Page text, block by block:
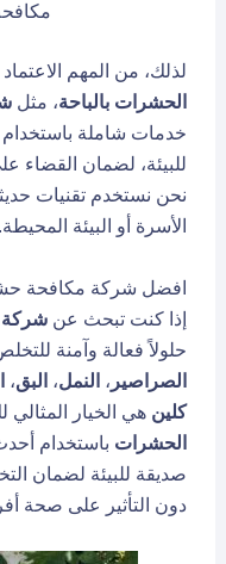
لذلك، من المهم
الحشرات بالباحة، مثل
خدمات شاملة باستخدام
للبيئة، لضمان
نحن نستخدم تقنيات
الأسرة أو البيئة المحيطة.
افضل شركة مكافحة
إذا كنت تبحث عن شركة
حلولاً فعالة وآمنة
الصراصير ، النمل، البق،
كلين هي الخيار
الحشرات باستخدام
صديقة للبيئة لضمان
دون التأثير على صحة